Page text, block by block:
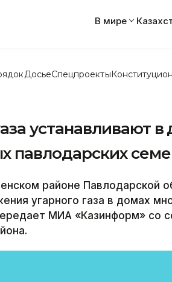
В мире
ДосьеСпецпроекты
устанавливают в
павлодарских
районе Павлодарской
угарного газа в домах
МИА «Казинформ» со